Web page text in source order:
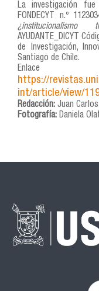
La investigación
FONDECYT n.º
¿institucionalismo
AYUDANTE_DICYT
de Investigación,
Santiago de Chile.
https://
int/article/view/
Redacción: Juan
Fotografía: Daniela